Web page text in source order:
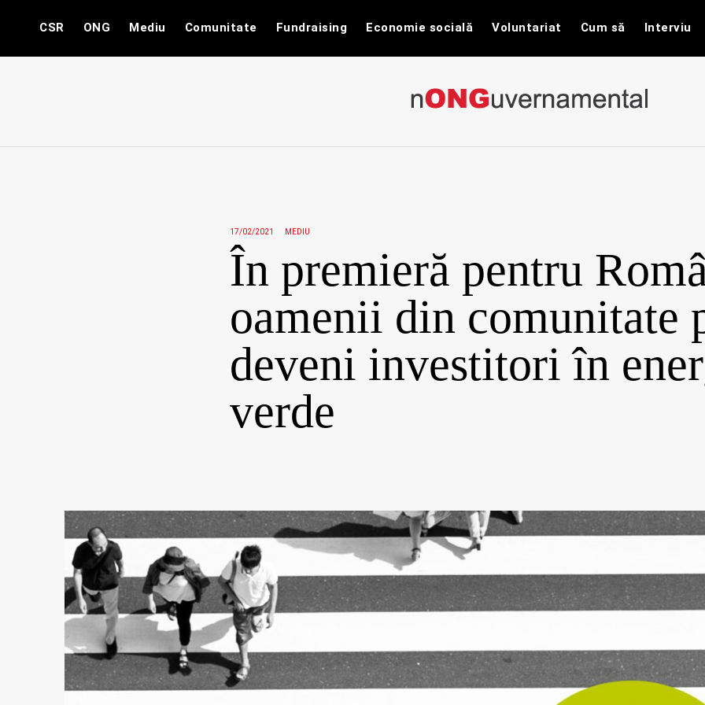
CSR ONG Mediu Comunitate Fundraising Economie socială Voluntariat Cum să Interviu
17/02/2021 MEDIU
În premieră pentru
oamenii din comunitate
deveni investitori în
verde